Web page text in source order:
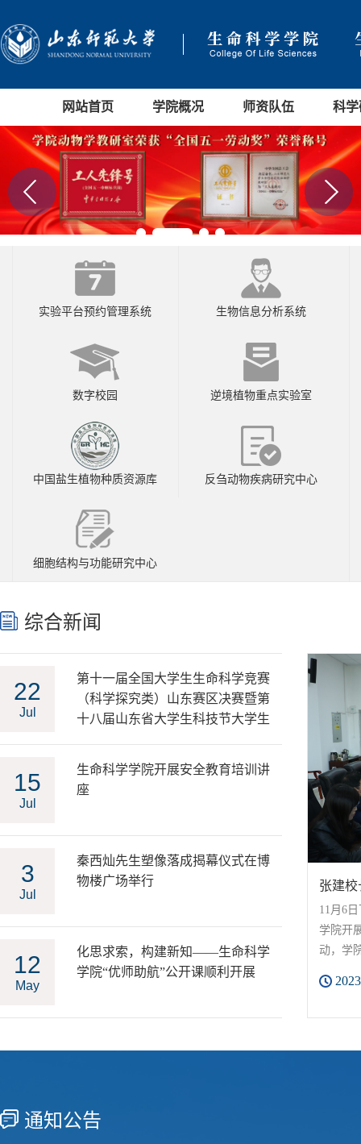
网站首页 学院概况 师资队伍 科
实验平台预约管理系统 生物信息分析系统
数字校园 逆境植物重点实验室
中国盐生植物种质资源库 反刍动物疾病研究中心
细胞结构与功能研究中心
综合新闻
22
Jul
第十一届全国大学生生命科学竞赛
（科学探究类）山东赛区决赛暨第
十八届山东省大学生科技节大学生
15
Jul
生命科学学院开展安全教育培训讲
座
3
Jul
秦西灿先生塑像落成揭幕仪式在博
物楼广场举行
12
May
化思求索，构建新知——生命科学
学院“优师助航”公开课顺利开展
张建
11月6
学院开
动，学
领导班
学校发
通知公告